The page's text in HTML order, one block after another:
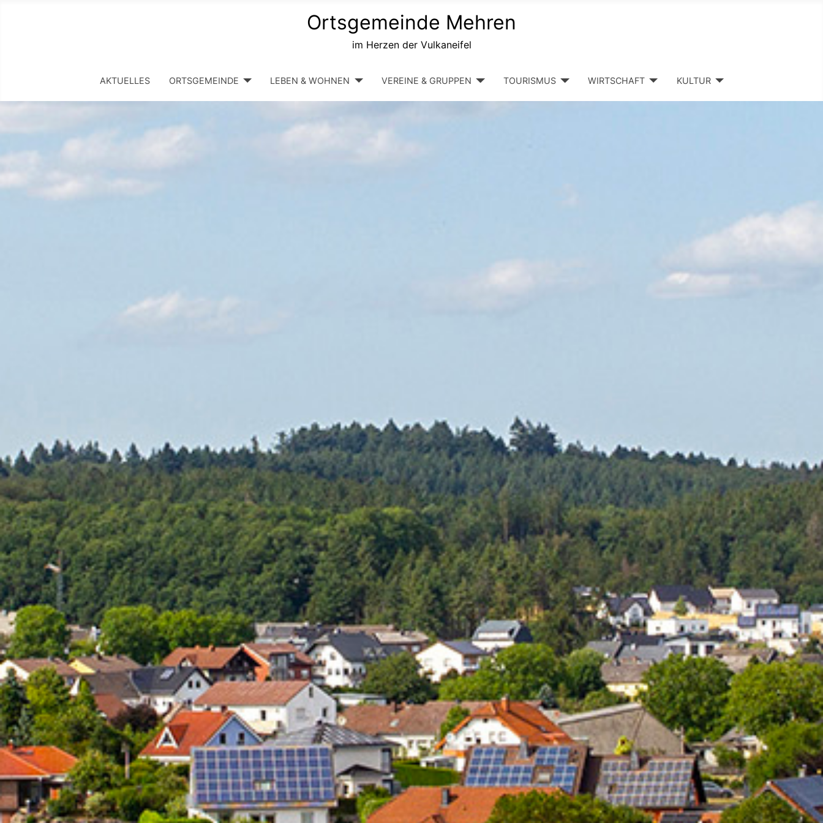
Ortsgemeinde Mehren
im Herzen der Vulkaneifel
AKTUELLES ORTSGEMEINDE LEBEN & WOHNEN VEREINE & GRUPPEN TOURISMUS WIRTSCHAFT KULTUR